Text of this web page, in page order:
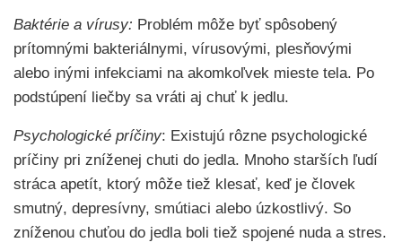
Baktérie a vírusy: Problém môže byť spôsobený
prítomnými bakteriálnymi, vírusovými, plesňovými
alebo inými infekciami na akomkoľvek mieste tela. Po
podstúpení liečby sa vráti aj chuť k jedlu.
Psychologické príčiny: Existujú rôzne psychologické
príčiny pri zníženej chuti do jedla. Mnoho starších ľudí
stráca apetít, ktorý môže tiež klesať, keď je človek
smutný, depresívny, smútiaci alebo úzkostlivý. So
zníženou chuťou do jedla boli tiež spojené nuda a stres.